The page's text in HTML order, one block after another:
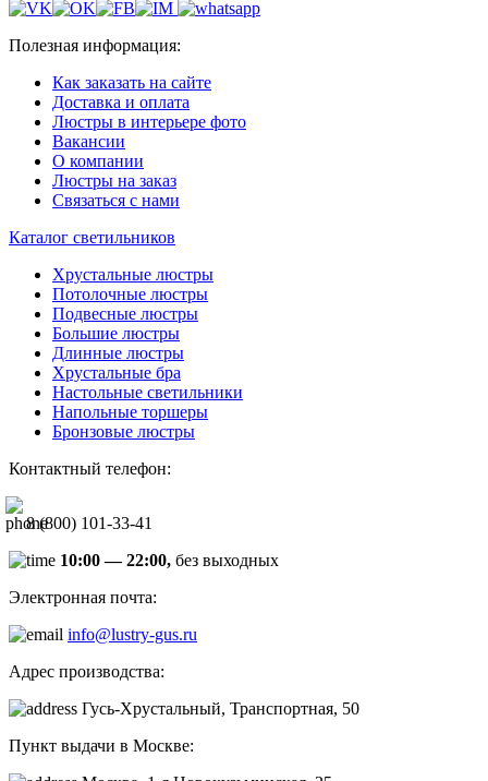
Полезная информация:
Как заказать на сайте
Доставка и оплата
Люстры в интерьере фото
Вакансии
О компании
Люстры на заказ
Связаться с нами
Каталог светильников
Хрустальные люстры
Потолочные люстры
Подвесные люстры
Большие люстры
Длинные люстры
Хрустальные бра
Настольные светильники
Напольные торшеры
Бронзовые люстры
Контактный телефон:
8 (800) 101-33-41
10:00 — 22:00, без выходных
Электронная почта:
info@lustry-gus.ru
Адрес производства:
Гусь-Хрустальный, Транспортная, 50
Пункт выдачи в Москве: